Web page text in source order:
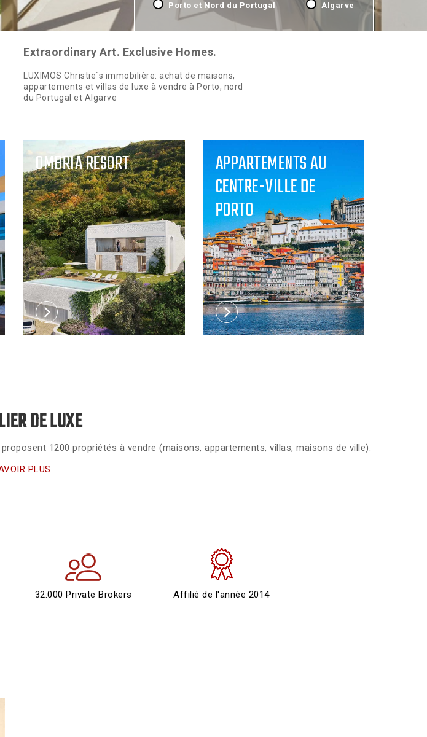
Porto et Nord du Portugal Algarve
Extraordinary Art. Exclusive Homes.
LUXIMOS Christie´s immobilière: achat de maisons,
appartements et villas de luxe à vendre à Porto, nord
du Portugal et Algarve
OMBRIA RESORT
APPARTEMENTS AU
CENTRE-VILLE DE
PORTO
DE LUXE
1200 propriétés à vendre (maisons, appartements, villas, maisons de ville).
PLUS
32.000 Private Brokers Affilié de l'année 2014